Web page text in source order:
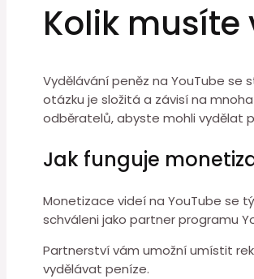
Kolik musíte
Vydělávání peněz na YouTube se
otázku je složitá a závisí na
odběratelů, abyste mohli vydělat
Jak funguje
Monetizace videí na YouTube se
schváleni jako partner programu
Partnerství vám umožní umístit
vydělávat peníze.